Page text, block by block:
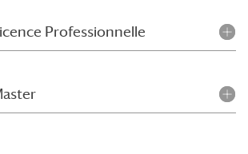
Professionnelle